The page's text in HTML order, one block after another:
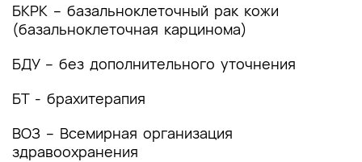
2.2 Физикальное обследование
исследования
2.4 Инструментальные диагностические
2.5 Иные диагностические исследования
БКРК – базальноклеточный рак кожи
(базальноклеточная карцинома)
БДУ – без дополнительного уточнения
БТ - брахитерапия
ВОЗ – Всемирная организация
здравоохранения